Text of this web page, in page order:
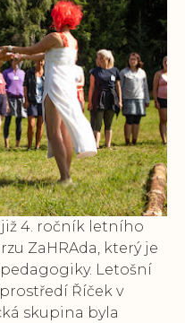
již 4. ročník letního
ZaHRAda, který je
Letošní
Říček v
skupina byla